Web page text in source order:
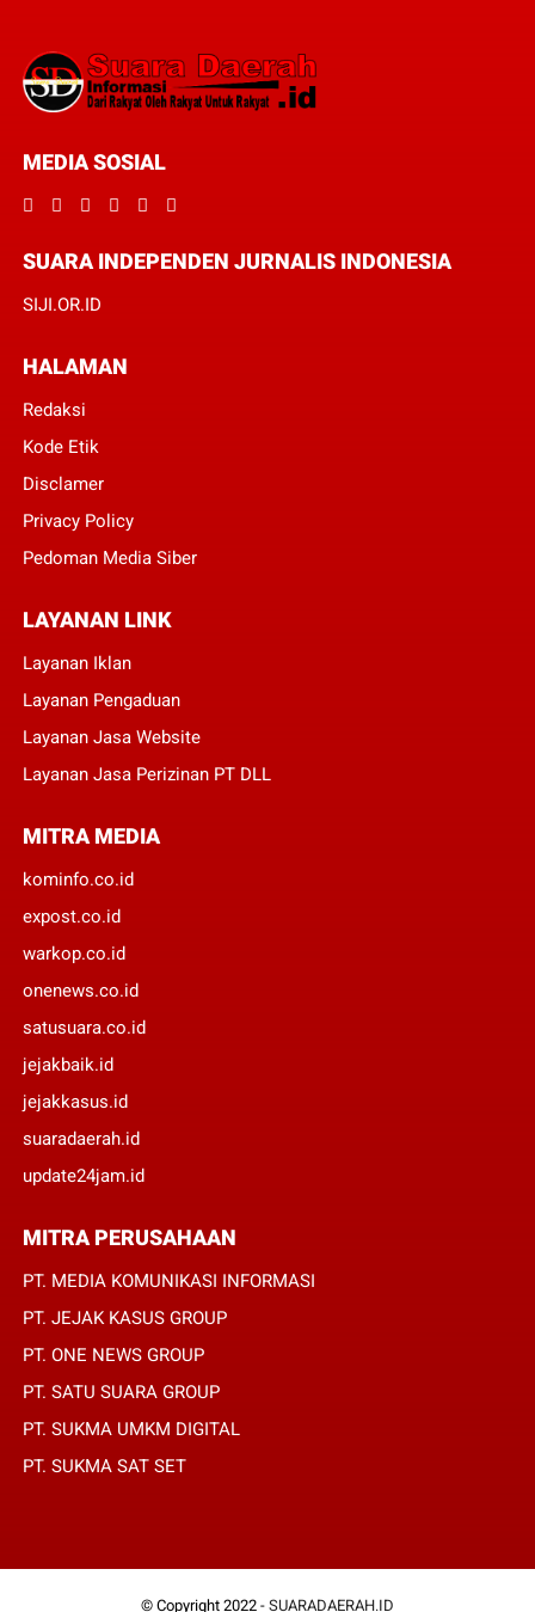
MEDIA SOSIAL
SUARA INDEPENDEN JURNALIS INDONESIA
SIJI.OR.ID
HALAMAN
Redaksi
Kode Etik
Disclamer
Privacy Policy
Pedoman Media Siber
LAYANAN LINK
Layanan Iklan
Layanan Pengaduan
Layanan Jasa Website
Layanan Jasa Perizinan PT DLL
MITRA MEDIA
kominfo.co.id
expost.co.id
warkop.co.id
onenews.co.id
satusuara.co.id
jejakbaik.id
jejakkasus.id
suaradaerah.id
update24jam.id
MITRA PERUSAHAAN
PT. MEDIA KOMUNIKASI INFORMASI
PT. JEJAK KASUS GROUP
PT. ONE NEWS GROUP
PT. SATU SUARA GROUP
PT. SUKMA UMKM DIGITAL
PT. SUKMA SAT SET
© Copyright 2022 - SUARADAERAH.ID